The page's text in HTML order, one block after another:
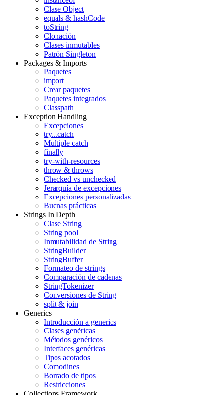
Clase Object
equals & hashCode
toString
Clonación
Clases inmutables
Patrón Singleton
Packages & Imports
Paquetes
import
Crear paquetes
Paquetes integrados
Classpath
Exception Handling
Excepciones
try...catch
Multiple catch
finally
try-with-resources
throw & throws
Checked vs unchecked
Jerarquía de excepciones
Excepciones personalizadas
Buenas prácticas
Strings In Depth
Clase String
String pool
Inmutabilidad de String
StringBuilder
StringBuffer
Formateo de strings
Comparación de cadenas
StringTokenizer
Conversiones de String
split & join
Generics
Introducción a generics
Clases genéricas
Métodos genéricos
Interfaces genéricas
Tipos acotados
Comodines
Borrado de tipos
Restricciones
Collections Framework